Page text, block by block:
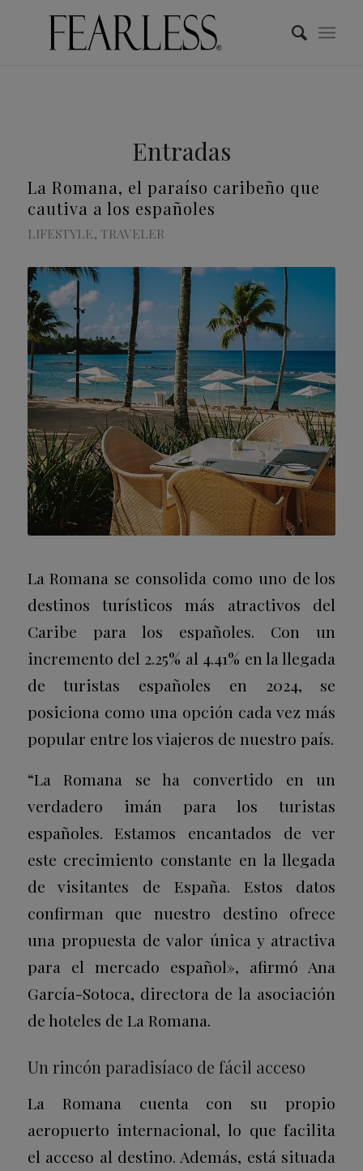
Entradas
La Romana, el paraíso caribeño que
cautiva a los españoles
LIFESTYLE, TRAVELER
La Romana se consolida como uno de los
destinos turísticos más atractivos del
Caribe para los españoles. Con un
incremento del 2.25% al 4.41% en la llegada
de turistas españoles en 2024, se
posiciona como una opción cada vez más
popular entre los viajeros de nuestro país.
“La Romana se ha convertido en un
verdadero imán para los turistas
españoles. Estamos encantados de ver
este crecimiento constante en la llegada
de visitantes de España. Estos datos
confirman que nuestro destino ofrece
una propuesta de valor única y atractiva
para el mercado español», afirmó Ana
García-Sotoca, directora de la asociación
de hoteles de La Romana.
Un rincón paradisíaco de fácil acceso
La Romana cuenta con su propio
aeropuerto internacional, lo que facilita
el acceso al destino. Además, está situada